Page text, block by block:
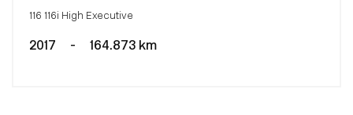
116 116i High Executive
2017 - 164.873 km